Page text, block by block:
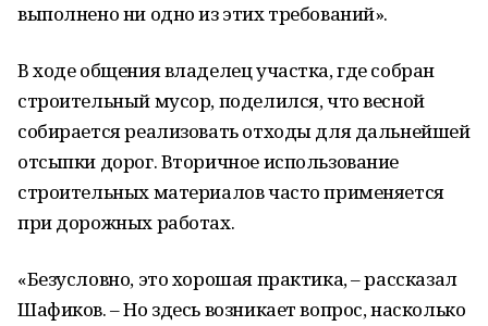
выполнено ни одно из этих требований».
В ходе общения владелец участка, где собран
строительный мусор, поделился, что весной
собирается реализовать отходы для дальнейшей
отсыпки дорог. Вторичное использование
строительных материалов часто применяется
при дорожных работах.
«Безусловно, это хорошая практика, – рассказал
Шафиков. – Но здесь возникает вопрос, насколько